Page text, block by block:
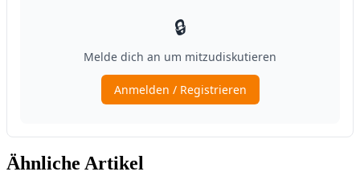
Ähnliche Artikel